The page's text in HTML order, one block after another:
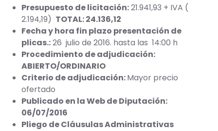
Presupuesto de licitación:21.941,93 + IVA (
2.194,19) TOTAL: 24.136,12
Fecha y hora fin plazo presentación de
plicas.:26 julio de 2016. hasta las 14:00 h
Procedimiento de adjudicación:
ABIERTO/ORDINARIO
Criterio de adjudicación:Mayor precio
ofertado
Publicado en la Web de Diputación:
06/07/2016
Pliego de Cláusulas Administrativas